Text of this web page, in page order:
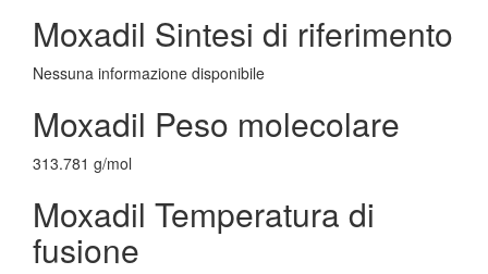
Moxadil Sintesi di riferimento
Nessuna informazione disponibile
Moxadil Peso molecolare
313.781 g/mol
Moxadil Temperatura di
fusione